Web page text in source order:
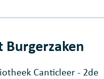
& openingsuren
Burgerzaken
Canticleer - 2de